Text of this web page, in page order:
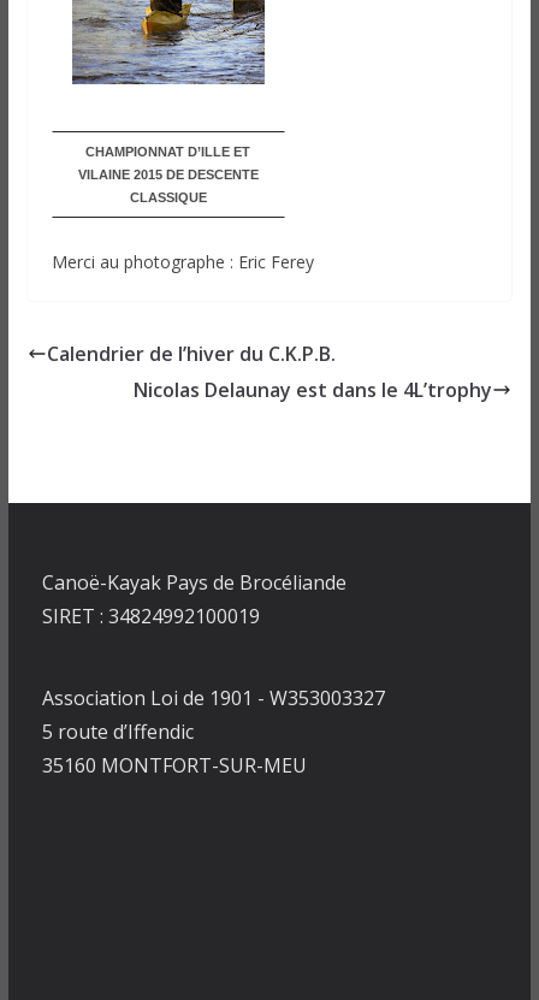
CHAMPIONNAT D’ILLE ET
VILAINE 2015 DE DESCENTE
CLASSIQUE
Merci au photographe : Eric Ferey
Calendrier de l’hiver du C.K.P.B.
Nicolas Delaunay est dans le 4L’trophy
Canoë-Kayak Pays de Brocéliande
SIRET : 34824992100019
Association Loi de 1901 - W353003327
5 route d’Iffendic
35160 MONTFORT-SUR-MEU